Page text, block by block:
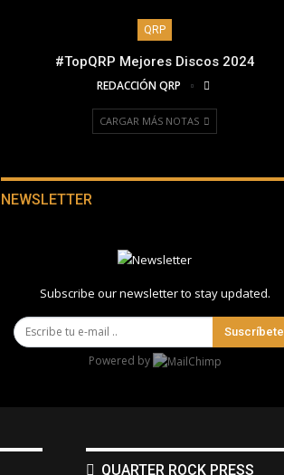
QRP
#TopQRP Mejores Discos 2024
REDACCIÓN QRP
CARGAR MÁS NOTAS
NEWSLETTER
Subscribe our newsletter to stay updated.
Suscríbete
Powered by
QUARTER ROCK PRESS